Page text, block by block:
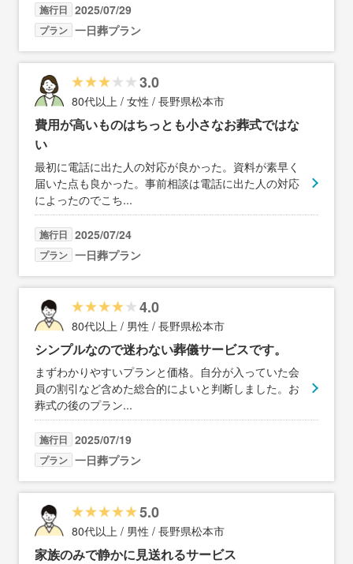
施行日 2025/07/29
プラン 一日葬プラン
3.0
80代以上 / 女性 / 長野県松本市
費用が高いものはちっとも小さなお葬式ではな
い
最初に電話に出た人の対応が良かった。資料が素早く
届いた点も良かった。事前相談は電話に出た人の対応
によったのでこち...
施行日 2025/07/24
プラン 一日葬プラン
4.0
80代以上 / 男性 / 長野県松本市
シンプルなので迷わない葬儀サービスです。
まずわかりやすいプランと価格。自分が入っていた会
員の割引など含めた総合的によいと判断しました。お
葬式の後のプラン...
施行日 2025/07/19
プラン 一日葬プラン
5.0
80代以上 / 男性 / 長野県松本市
家族のみで静かに見送れるサービス